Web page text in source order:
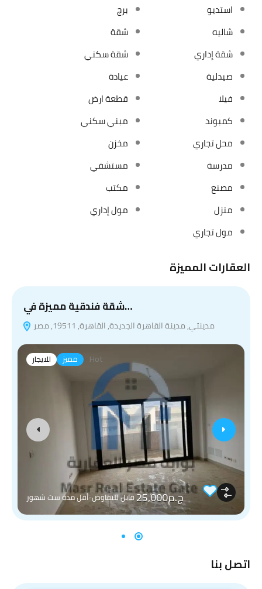
استديو
برج
شاليه
شقة
شقة إداري
شقة سكني
صيدلية
عيادة
فيلا
قطعة ارض
كمبوند
مبني سكني
محل تجاري
مخزن
مدرسة
مستشفي
مصنع
مكتب
منزل
مول إداري
مول تجاري
العقارات المميزة
شقة فندقية مميزة في…
مدينتي, مدينة القاهرة الجديدة, القاهرة, 19511, مصر
للايجار مميز Hot
ج.م25,000 قابل للتفاوض-أقل مدة ست شهور
اتصل بنا